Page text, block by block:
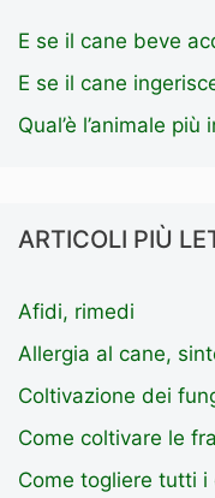
E se il cane beve
E se il cane
Qual’è l’animale
ARTICOLI PIÙ
Afidi, rimedi
Allergia al cane,
Coltivazione dei
Come coltivare le
Come togliere tutti i